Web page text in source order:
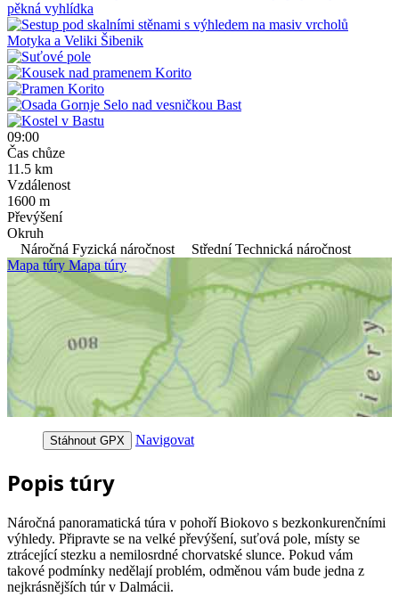
09:00
Čas chůze
11.5 km
Vzdálenost
1600 m
Převýšení
Okruh
Náročná Fyzická náročnost
Střední Technická náročnost
Mapa túry Mapa túry
Stáhnout GPX Navigovat
Popis túry
Náročná panoramatická túra v pohoří Biokovo s bezkonkurenčními
výhledy. Připravte se na velké převýšení, suťová pole, místy se
ztrácející stezku a nemilosrdné chorvatské slunce. Pokud vám
takové podmínky nedělají problém, odměnou vám bude jedna z
nejkrásnějších túr v Dalmácii.